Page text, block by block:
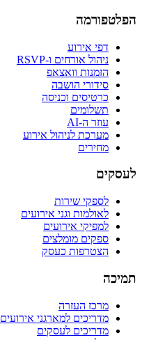
הפלטפורמה
דפי אירוע
ניהול אורחים ו-RSVP
הזמנות וואצאפ
סידורי הושבה
כרטיסים וכניסה
תשלומים
עוזר ה-AI
מערכת לניהול אירוע
מחירים
לעסקים
לספקי שירות
לאולמות וגני אירועים
למפיקי אירועים
ספקים מומלצים
הצטרפות כעסק
תמיכה
מרכז העזרה
מדריכים למארגני אירועים
מדריכים לעסקים